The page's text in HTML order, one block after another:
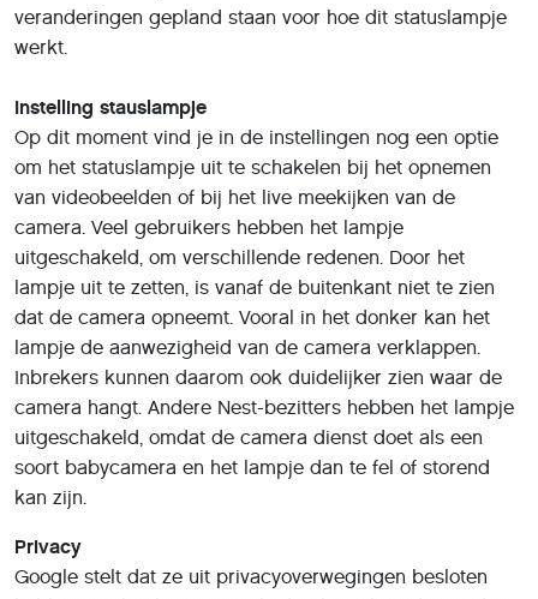
veranderingen gepland staan voor hoe dit statuslampje
werkt.
Instelling stauslampje
Op dit moment vind je in de instellingen nog een optie
om het statuslampje uit te schakelen bij het opnemen
van videobeelden of bij het live meekijken van de
camera. Veel gebruikers hebben het lampje
uitgeschakeld, om verschillende redenen. Door het
lampje uit te zetten, is vanaf de buitenkant niet te zien
dat de camera opneemt. Vooral in het donker kan het
lampje de aanwezigheid van de camera verklappen.
Inbrekers kunnen daarom ook duidelijker zien waar de
camera hangt. Andere Nest-bezitters hebben het lampje
uitgeschakeld, omdat de camera dienst doet als een
soort babycamera en het lampje dan te fel of storend
kan zijn.
Privacy
Google stelt dat ze uit privacyoverwegingen besloten